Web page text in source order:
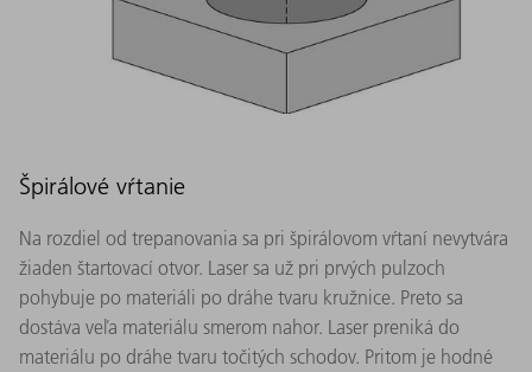
Špirálové vŕtanie
Na rozdiel od trepanovania sa pri špirálovom vŕtaní nevytvára
žiaden štartovací otvor. Laser sa už pri prvých pulzoch
pohybuje po materiáli po dráhe tvaru kružnice. Preto sa
dostáva veľa materiálu smerom nahor. Laser preniká do
materiálu po dráhe tvaru točitých schodov. Pritom je hodné